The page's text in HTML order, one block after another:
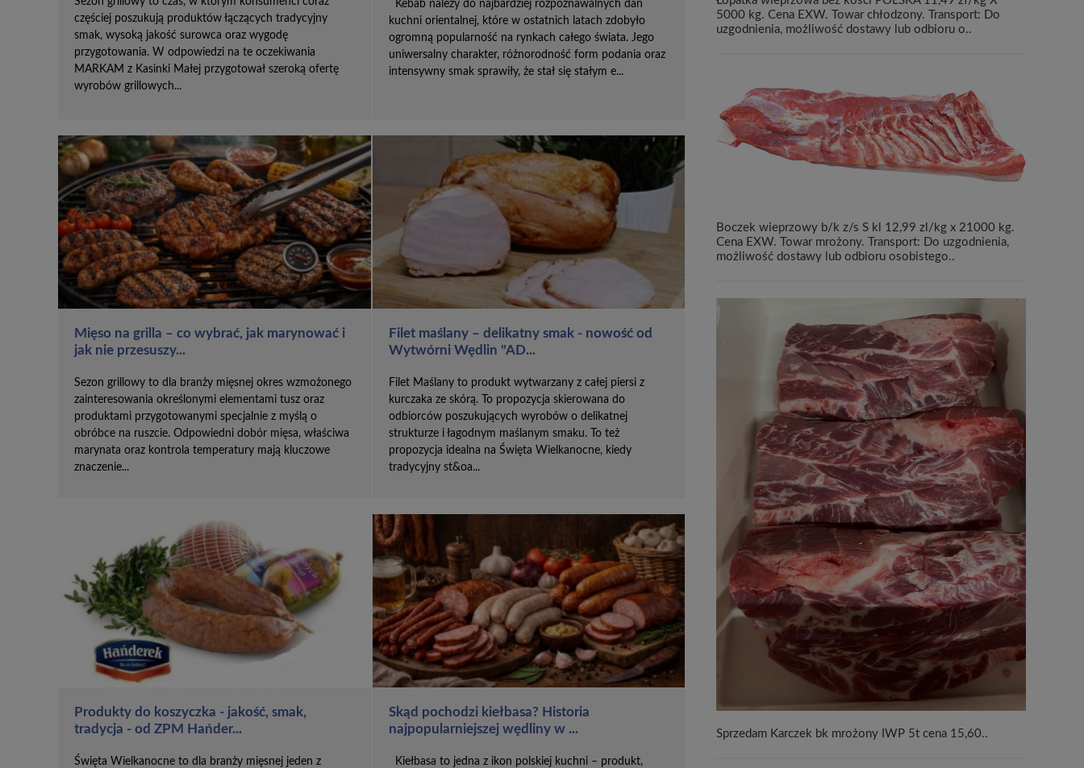
częściej poszukują produktów łączących tradycyjny
smak, wysoką jakość surowca oraz wygodę
przygotowania. W odpowiedzi na te oczekiwania
MARKAM z Kasinki Małej przygotował szeroką ofertę
wyrobów grillowych...
Kebab należy do najbardziej rozpoznawalnych dań
kuchni orientalnej, które w ostatnich latach zdobyło
ogromną popularność na rynkach całego świata. Jego
uniwersalny charakter, różnorodność form podania oraz
intensywny smak sprawiły, że stał się stałym e...
Mięso na grilla – co wybrać, jak marynować i
jak nie przesuszy...
Sezon grillowy to dla branży mięsnej okres wzmożonego
zainteresowania określonymi elementami tusz oraz
produktami przygotowanymi specjalnie z myślą o
obróbce na ruszcie. Odpowiedni dobór mięsa, właściwa
marynata oraz kontrola temperatury mają kluczowe
znaczenie...
Filet maślany – delikatny smak - nowość od
Wytwórni Wędlin "AD...
Filet Maślany to produkt wytwarzany z całej piersi z
kurczaka ze skórą. To propozycja skierowana do
odbiorców poszukujących wyrobów o delikatnej
strukturze i łagodnym maślanym smaku. To też
propozycja idealna na Święta Wielkanocne, kiedy
tradycyjny st&oa...
Produkty do koszyczka - jakość, smak,
tradycja - od ZPM Hańder...
Święta Wielkanocne to dla branży mięsnej jeden z
Skąd pochodzi kiełbasa? Historia
najpopularniejszej wędliny w ...
Kiełbasa to jedna z ikon polskiej kuchni – produkt,
5000 kg. Cena EXW. Towar chłodzony. Transport: Do
uzgodnienia, możliwość dostawy lub odbioru o..
Boczek wieprzowy b/k z/s S kl 12,99 zl/kg x 21000 kg.
Cena EXW. Towar mrożony. Transport: Do uzgodnienia,
możliwość dostawy lub odbioru osobistego..
Sprzedam Karczek bk mrożony IWP 5t cena 15,60..